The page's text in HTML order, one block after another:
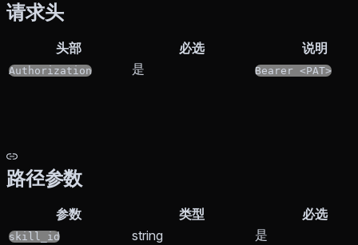
请求头
头部 必选 说明
Authorization 是 Bearer <PAT>
路径参数
参数 类型 必选
skill_id string 是